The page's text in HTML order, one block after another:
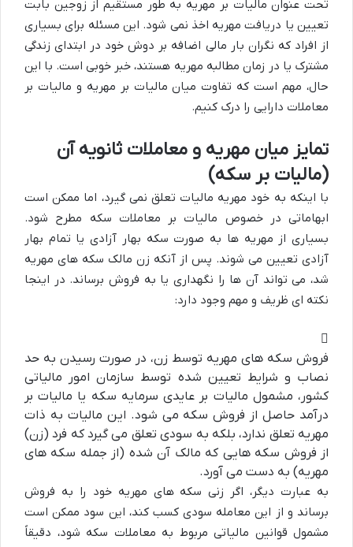
تحت عنوان مالیات بر مهریه به طور مستقیم از زوجین بابت
تعیین یا دریافت مهریه اخذ نمی شود. این مسئله برای بسیاری
از افراد که نگران بار مالی اضافه بر دوش خود در ابتدای زندگی
مشترک یا در زمان مطالبه مهریه هستند، خبر خوبی است. با این
حال، مهم است که تفاوت میان مالیات بر مهریه و مالیات بر
معاملات دارایی را درک کنیم.
تمایز میان مهریه و معاملات ثانویه آن
(مالیات بر سکه)
با اینکه به خود مهریه مالیات تعلق نمی گیرد، اما ممکن است
ابهاماتی در خصوص مالیات بر معاملات سکه مطرح شود.
بسیاری از مهریه ها به صورت سکه بهار آزادی یا تمام بهار
آزادی تعیین می شوند. پس از آنکه زن مالک سکه های مهریه
شد، می تواند آن ها را نگهداری یا به فروش برساند. در اینجا
نکته ای ظریف و مهم وجود دارد:
فروش سکه های مهریه توسط زن، در صورت رسیدن به حد
نصاب و شرایط تعیین شده توسط سازمان امور مالیاتی
کشور، مشمول مالیات بر عایدی سرمایه سکه یا مالیات بر
درآمد حاصل از فروش سکه می شود. این مالیات به ذات
مهریه تعلق ندارد، بلکه به سودی تعلق می گیرد که فرد (زن)
از فروش سکه هایی که مالک آن شده (از جمله سکه های
مهریه) به دست می آورد.
به عبارت دیگر، اگر زنی سکه های مهریه خود را به فروش
برساند و از این معامله سودی کسب کند، این سود ممکن است
مشمول قوانین مالیاتی مربوط به معاملات سکه شود، دقیقاً